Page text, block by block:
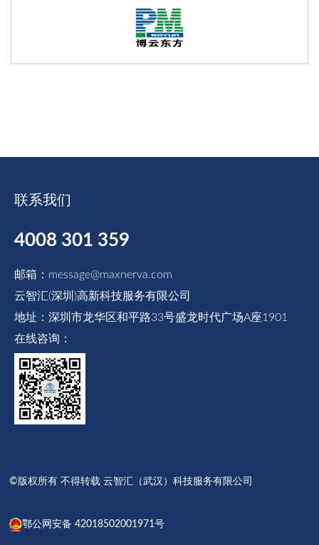
联系我们
4008 301 359
邮箱：message@maxnerva.com
云智汇(深圳)高新科技服务有限公司
地址：深圳市龙华区和平路33号盛龙时代广场A座1901
在线咨询：
©版权所有 不得转载 云智汇（武汉）科技服务有限公司
鄂公网安备 42018502001971号